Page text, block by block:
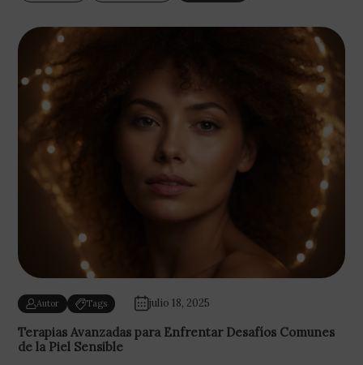
Autor Tags julio 18, 2025
Terapias Avanzadas para Enfrentar Desafíos Comunes
de la Piel Sensible